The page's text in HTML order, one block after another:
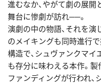
進むなか、やがて劇の展開
舞台に惨劇が訪れ──。
演劇の中の物語、それを演
のメイキングも同時進行
構造で、シュヴァンクマ
も存分に味わえる本作。
ファンディングが行われ